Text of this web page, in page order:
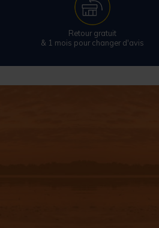
Retour gratuit
& 1 mois pour changer d'avis